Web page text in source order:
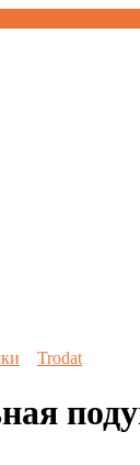
Trodat